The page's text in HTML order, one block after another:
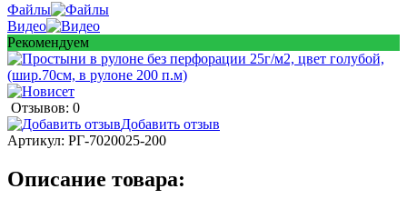
Файлы
Видео
Рекомендуем
Отзывов: 0
Добавить отзыв
Артикул: РГ-7020025-200
Описание товара: